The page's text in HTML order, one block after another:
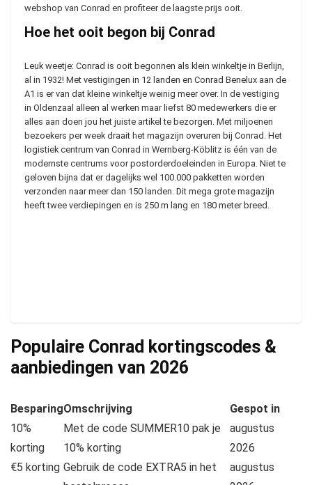
webshop van Conrad en profiteer de laagste prijs ooit.
Hoe het ooit begon bij Conrad
Leuk weetje: Conrad is ooit begonnen als klein winkeltje in Berlijn,
al in 1932! Met vestigingen in 12 landen en Conrad Benelux aan de
A1 is er van dat kleine winkeltje weinig meer over. In de vestiging
in Oldenzaal alleen al werken maar liefst 80 medewerkers die er
alles aan doen jou het juiste artikel te bezorgen. Met miljoenen
bezoekers per week draait het magazijn overuren bij Conrad. Het
logistiek centrum van Conrad in Wernberg-Köblitz is één van de
modernste centrums voor postorderdoeleinden in Europa. Niet te
geloven bijna dat er dagelijks wel 100.000 pakketten worden
verzonden naar meer dan 150 landen. Dit mega grote magazijn
heeft twee verdiepingen en is 250 m lang en 180 meter breed.
Populaire Conrad kortingscodes &
aanbiedingen van 2026
BesparingOmschrijving
Gespot in
10%
korting
Met de code SUMMER10 pak je
10% korting
augustus
2026
€5 korting Gebruik de code EXTRA5 in het
augustus